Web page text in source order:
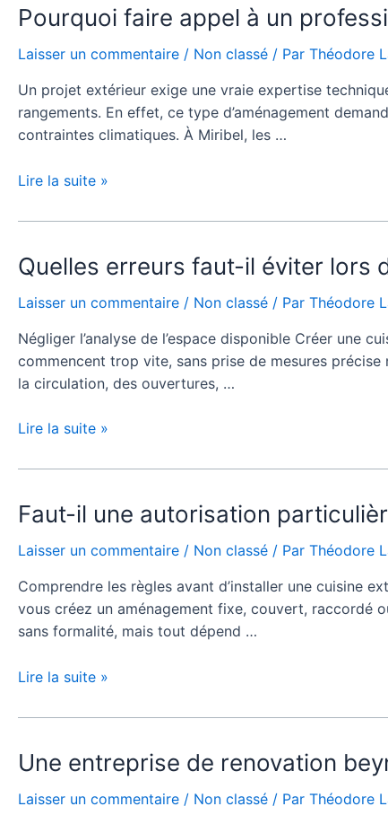
le
confort
de
logement
?
Pourquoi faire appel à un
Laisser un commentaire / Non classé / Par Théodore
Un projet extérieur exige une vraie expertise
rangements. En effet, ce type d’aménagement
contraintes climatiques. À Miribel, les …
Pourquoi
appel
un
professionnel
pour
une
miribel
personnalisée
?
Lire la suite »
Quelles erreurs faut-il éviter lors
Laisser un commentaire / Non classé / Par Théodore
Négliger l’analyse de l’espace disponible Créer une
commencent trop vite, sans prise de mesures
la circulation, des ouvertures, …
Quelles
erreurs
faut-
éviter
lors
de
création
à
Montluel
personnalisée
Lire la suite »
Faut-il une autorisation
Laisser un commentaire / Non classé / Par Théodore
Comprendre les règles avant d’installer une cuisine
vous créez un aménagement fixe, couvert, raccordé
sans formalité, mais tout dépend …
Faut-
une
particulière
pour
installer
cuisine
dans
son
jardin
Lire la suite »
Une entreprise de renovation
Laisser un commentaire / Non classé / Par Théodore
Une
de